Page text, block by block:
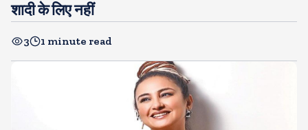
शादी के लिए नहीं
3 1 minute read